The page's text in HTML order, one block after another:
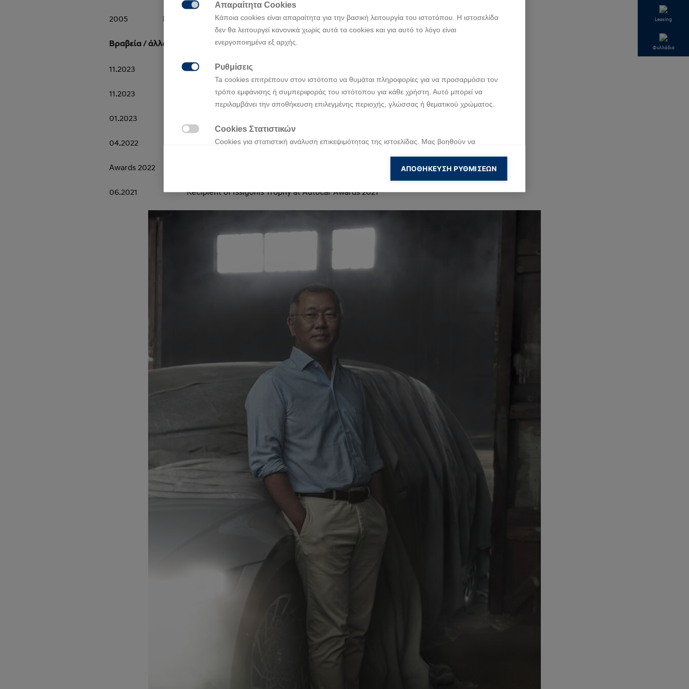
Απαραίτητα Cookies
Κάποια cookies είναι απαραίτητα για την βασική λειτουργία του ιστοτόπου. Η ιστοσελίδα
δεν θα λειτουργεί κανονικά χωρίς αυτά τα cookies και για αυτό το λόγο είναι
ενεργοποιημένα εξ αρχής.
Ρυθμίσεις
Ta cookies επιτρέπουν στον ιστότοπο να θυμάται πληροφορίες για να προσαρμόσει τον
τρόπο εμφάνισης ή συμπεριφοράς του ιστότοπου για κάθε χρήστη. Αυτό μπορεί να
περιλαμβάνει την αποθήκευση επιλεγμένης περιοχής, γλώσσας ή θεματικού χρώματος.
Cookies Στατιστικών
Cookies για στατιστική ανάλυση επικεψιμότητας της ιστοελίδας. Μας βοηθούν να
Cookies για Marketing
Τα cookies αυτής της κατηγορίας δεν έχουν κατηγοριοποιηθεί και η χρήση τους μπορεί να
ΑΠΟΘΉΚΕΥΣΗ ΡΥΘΜΊΣΕΩΝ
Leasing
Φυλλάδια
2005 President, Kia Corporation
Βραβεία /άλλα
11.2023 Commander of the Order of the British Empire
11.2023 Awarded Automotive News All-Stars ‘Industry Leader’
01.2023 Recipient of MotorTrend ‘Person of the Year’ award
04.2022 Named ‘Visionary of the Year’ at Newsweek’s World’s Greatest Auto Disruptors
Awards 2022
06.2021 Recipient of Issigonis Trophy at Autocar Awards 2021